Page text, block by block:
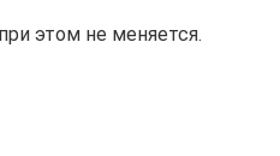
этом не меняется.